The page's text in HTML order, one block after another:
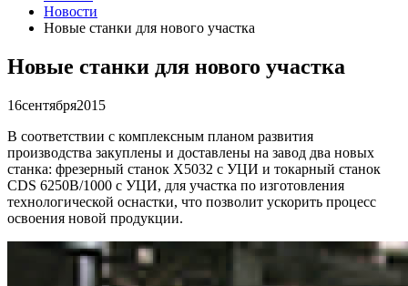
Новости
Новые станки для нового участка
Новые станки для нового участка
16сентября2015
В соответствии с комплексным планом развития
производства закуплены и доставлены на завод два новых
станка: фрезерный станок Х5032 с УЦИ и токарный станок
CDS 6250В/1000 с УЦИ, для участка по изготовления
технологической оснастки, что позволит ускорить процесс
освоения новой продукции.